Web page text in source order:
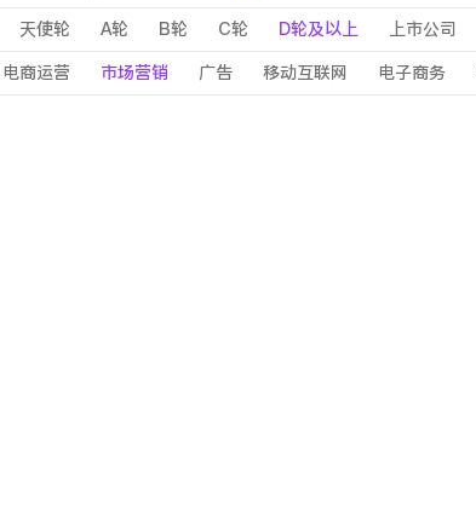
天使轮 A轮 B轮 C轮 D轮及以上 上市公司
电商运营 市场营销 广告 移动互联网 电子商务